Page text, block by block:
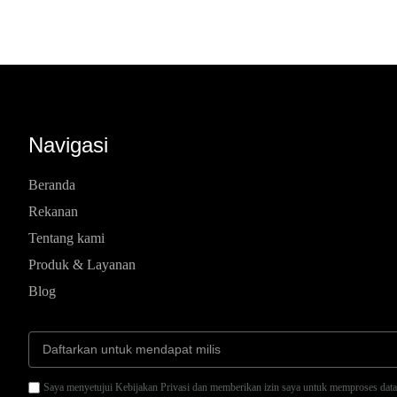
Navigasi
Beranda
Rekanan
Tentang kami
Produk & Layanan
Blog
Saya menyetujui Kebijakan Privasi dan memberikan izin saya untuk memproses